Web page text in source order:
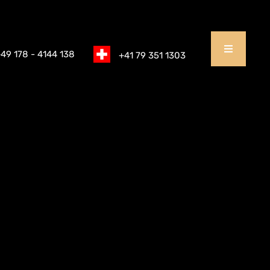
178 - 4144 138 +41 79 351 1303